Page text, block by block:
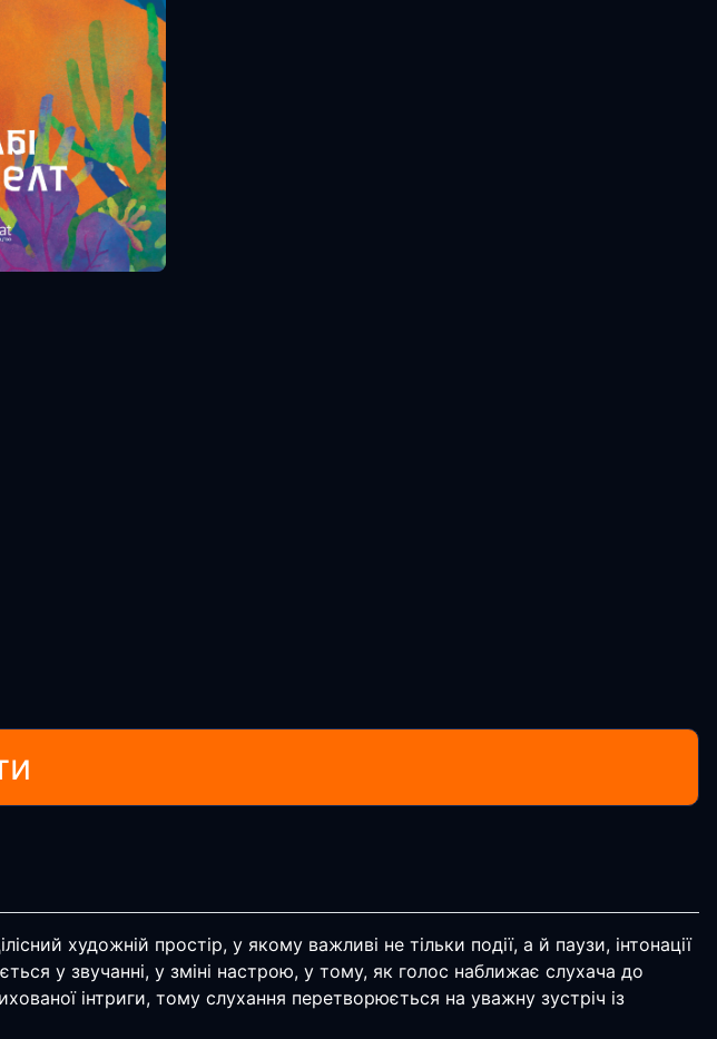
художній простір, у якому важливі не тільки події, а й паузи, інтонації
у звучанні, у зміні настрою, у тому, як голос наближає слухача до
інтриги, тому слухання перетворюється на уважну зустріч із